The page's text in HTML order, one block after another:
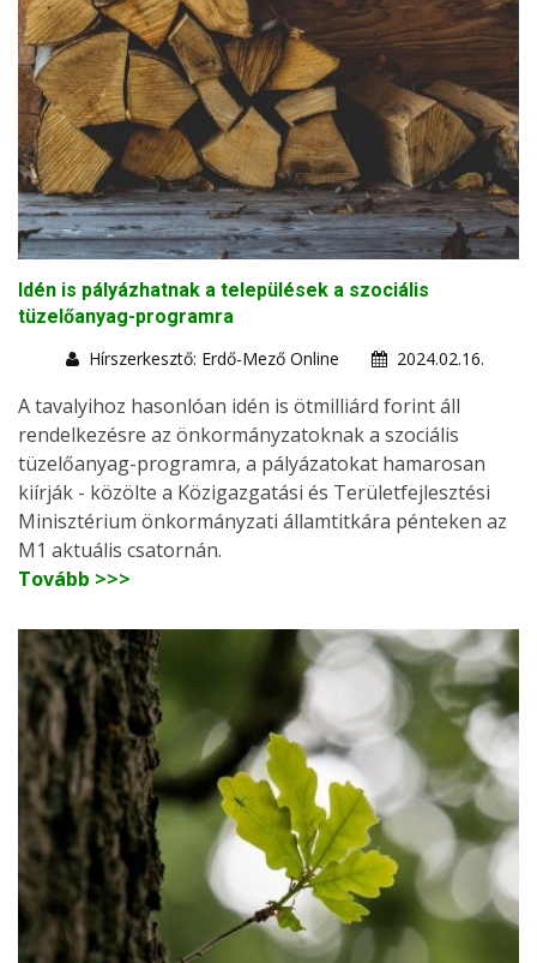
Idén is pályázhatnak a települések a szociális
tüzelőanyag-programra
Hírszerkesztő: Erdő-Mező Online
2024.02.16.
A tavalyihoz hasonlóan idén is ötmilliárd forint áll
rendelkezésre az önkormányzatoknak a szociális
tüzelőanyag-programra, a pályázatokat hamarosan
kiírják - közölte a Közigazgatási és Területfejlesztési
Minisztérium önkormányzati államtitkára pénteken az
M1 aktuális csatornán.
Tovább >>>